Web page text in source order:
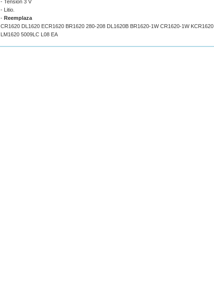
- Tension 3 V
- Litio.
- Reemplaza
CR1620 DL1620 ECR1620 BR1620 280-208 DL1620B BR1620-1W CR1620-1W KCR1620
LM1620 5009LC L08 EA